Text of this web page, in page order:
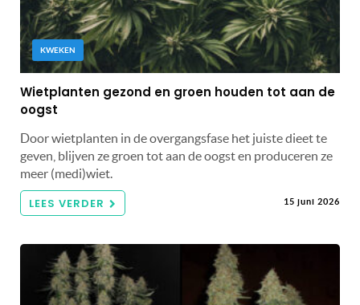
KWEKEN
Wietplanten gezond en groen houden tot aan de
oogst
Door wietplanten in de overgangsfase het juiste dieet te
geven, blijven ze groen tot aan de oogst en produceren ze
meer (medi)wiet.
LEES VERDER 15 juni 2026